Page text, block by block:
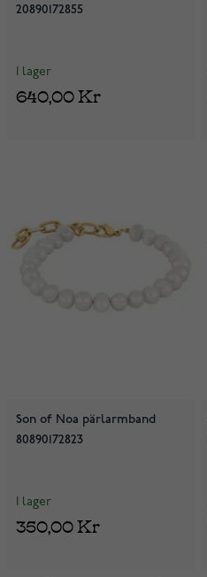
20890172855
I lager
640,00 Kr
Son of Noa pärlarmband
80890172823
I lager
350,00 Kr